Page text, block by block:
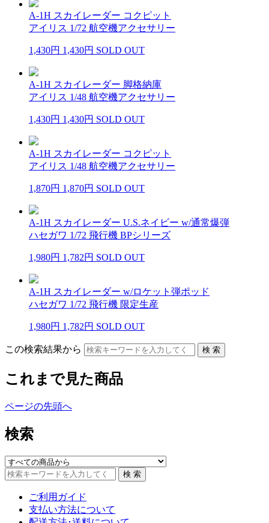
A-1H スカイレーダー コクピット
アイリス 1/72 航空機アクセサリー
1,430円 1,430円 SOLD OUT
A-1H スカイレーダー 脚格納庫
アイリス 1/48 航空機アクセサリー
1,430円 1,430円 SOLD OUT
A-1H スカイレーダー コクピット
アイリス 1/48 航空機アクセサリー
1,870円 1,870円 SOLD OUT
A-1H スカイレーダー U.S.ネイビー w/通常爆弾
ハセガワ 1/72 飛行機 BPシリーズ
1,980円 1,782円 SOLD OUT
A-1H スカイレーダー w/ロケット弾ポッド
ハセガワ 1/72 飛行機 限定生産
1,980円 1,782円 SOLD OUT
この検索結果から
これまで見た商品
ページの先頭へ
検索
ご利用ガイド
支払い方法について